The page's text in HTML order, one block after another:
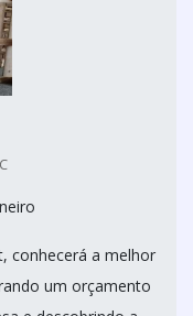
conhecerá a melhor
um orçamento